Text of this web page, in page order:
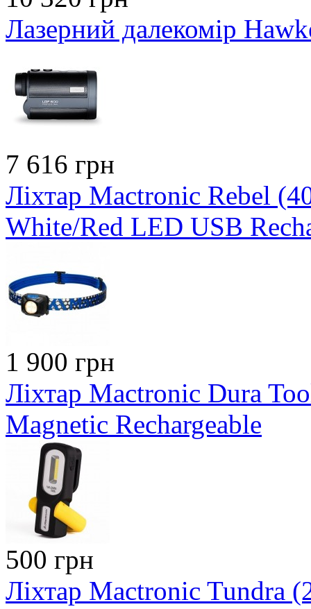
Лазерний далекомір
7 616 грн
Ліхтар Mactronic Rebel
White/Red LED USB
1 900 грн
Ліхтар Mactronic Dura
Magnetic Rechargeable
500 грн
Ліхтар Mactronic Tundra